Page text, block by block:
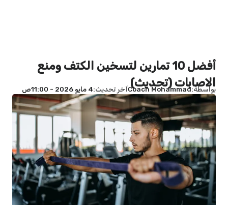
أفضل 10 تمارين لتسخين الكتف ومنع
الاصابات (تحديث)
بواسطة Coach Mohammadآخر تحديث 4 مايو 2026 - 11:00ص